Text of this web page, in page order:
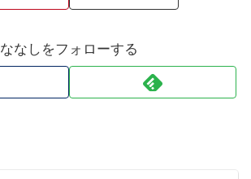
ななしをフォローする